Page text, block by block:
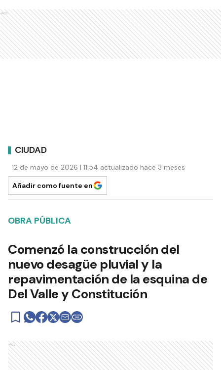
Ads
CIUDAD
12 de mayo de 2026 | 11:54 actualizado hace 3 meses
Añadir como fuente en
OBRA PÚBLICA
Comenzó la construcción del
nuevo desagüe pluvial y la
repavimentación de la esquina de
Del Valle y Constitución
Ads